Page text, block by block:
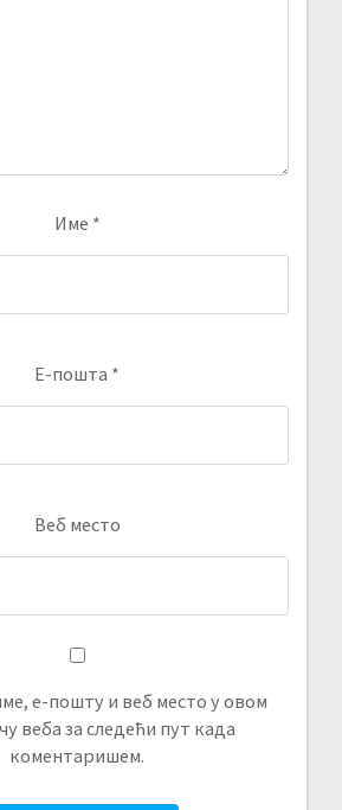
Име *
Е-пошта *
Веб место
е-пошту и веб место у овом
веба за следећи пут када
коментаришем.